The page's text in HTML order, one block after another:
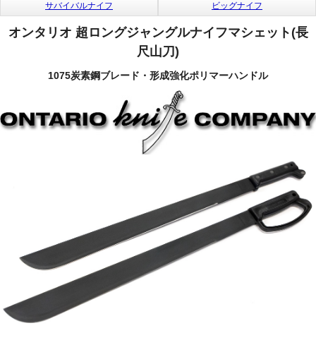
サバイバルナイフ ビッグナイフ
オンタリオ 超ロングジャングルナイフマシェット(長
尺山刀)
1075炭素鋼ブレード・形成強化ポリマーハンドル